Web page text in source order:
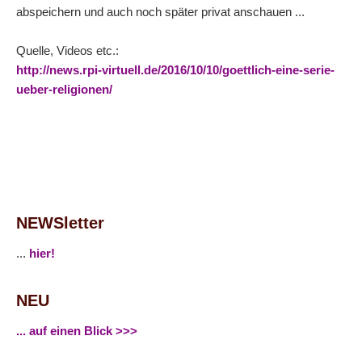
abspeichern und auch noch später privat anschauen ...
Quelle, Videos etc.:
http://news.rpi-virtuell.de/2016/10/10/goettlich-eine-serie-
ueber-religionen/
NEWSletter
... hier!
NEU
... auf einen Blick >>>